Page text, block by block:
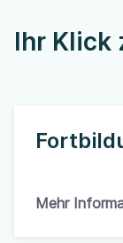
Ihr Klick
Mehr